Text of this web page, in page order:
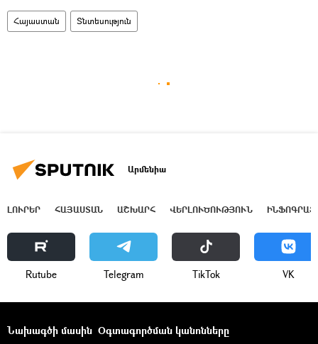
Հայաստան Տնտեսություն
Արմենիա
ԼՈՒՐԵՐ ՀԱՅԱՍՏԱՆ ԱՇԽԱՐՀ ՎԵՐԼՈՒԾՈՒԹՅՈՒՆ
Rutube Telegram ТikТоk VK
Նախագծի մասին Օգտագործման կանոնները